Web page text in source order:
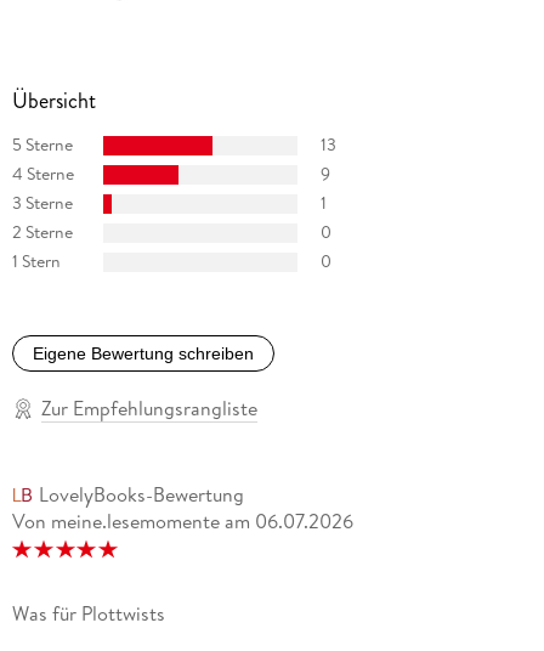
Übersicht
5 Sterne
13
4 Sterne
9
3 Sterne
1
2 Sterne
0
1 Stern
0
Eigene Bewertung schreiben
Zur Empfehlungsrangliste
LovelyBooks-Bewertung
Von meine.lesemomente am 06.07.2026
Was für Plottwists